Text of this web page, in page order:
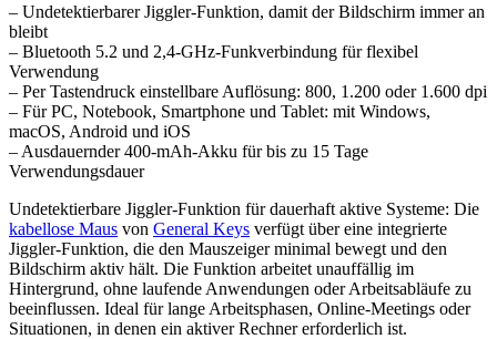
– Undetektierbarer Jiggler-Funktion, damit der Bildschirm immer an
bleibt
– Bluetooth 5.2 und 2,4-GHz-Funkverbindung für flexibel
Verwendung
– Per Tastendruck einstellbare Auflösung: 800, 1.200 oder 1.600 dpi
– Für PC, Notebook, Smartphone und Tablet: mit Windows,
macOS, Android und iOS
– Ausdauernder 400-mAh-Akku für bis zu 15 Tage
Verwendungsdauer
Undetektierbare Jiggler-Funktion für dauerhaft aktive Systeme: Die
kabellose Maus von General Keys verfügt über eine integrierte
Jiggler-Funktion, die den Mauszeiger minimal bewegt und den
Bildschirm aktiv hält. Die Funktion arbeitet unauffällig im
Hintergrund, ohne laufende Anwendungen oder Arbeitsabläufe zu
beeinflussen. Ideal für lange Arbeitsphasen, Online-Meetings oder
Situationen, in denen ein aktiver Rechner erforderlich ist.